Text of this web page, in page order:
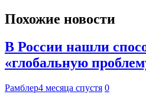
Похожие новости
В России нашли
«глобальную
Рамблер4 месяца спустя 0